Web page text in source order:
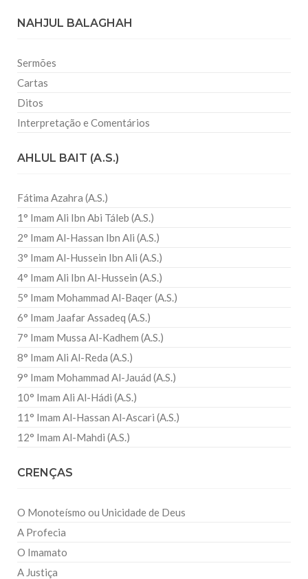
NAHJUL BALAGHAH
Sermões
Cartas
Ditos
Interpretação e Comentários
AHLUL BAIT (A.S.)
Fátima Azahra (A.S.)
1° Imam Ali Ibn Abi Táleb (A.S.)
2° Imam Al-Hassan Ibn Ali (A.S.)
3° Imam Al-Hussein Ibn Ali (A.S.)
4° Imam Ali Ibn Al-Hussein (A.S.)
5° Imam Mohammad Al-Baqer (A.S.)
6° Imam Jaafar Assadeq (A.S.)
7° Imam Mussa Al-Kadhem (A.S.)
8° Imam Ali Al-Reda (A.S.)
9° Imam Mohammad Al-Jauád (A.S.)
10° Imam Ali Al-Hádi (A.S.)
11° Imam Al-Hassan Al-Ascari (A.S.)
12° Imam Al-Mahdi (A.S.)
CRENÇAS
O Monoteísmo ou Unicidade de Deus
A Profecia
O Imamato
A Justiça